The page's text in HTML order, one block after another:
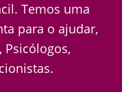
Temos uma
para o ajudar,